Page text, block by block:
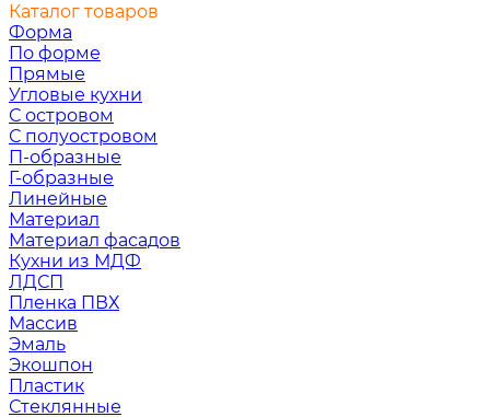
Каталог товаров
Форма
По форме
Прямые
Угловые кухни
С островом
С полуостровом
П-образные
Г-образные
Линейные
Материал
Материал фасадов
Кухни из МДФ
ЛДСП
Пленка ПВХ
Массив
Эмаль
Экошпон
Пластик
Стеклянные